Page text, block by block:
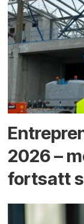
2026 –
fortsatt